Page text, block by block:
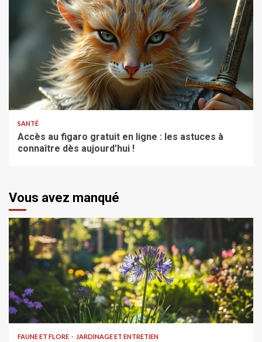
SANTÉ
Accès au figaro gratuit en ligne : les astuces à
connaître dès aujourd’hui !
Vous avez manqué
FAUNE ET FLORE JARDINAGE ET ENTRETIEN